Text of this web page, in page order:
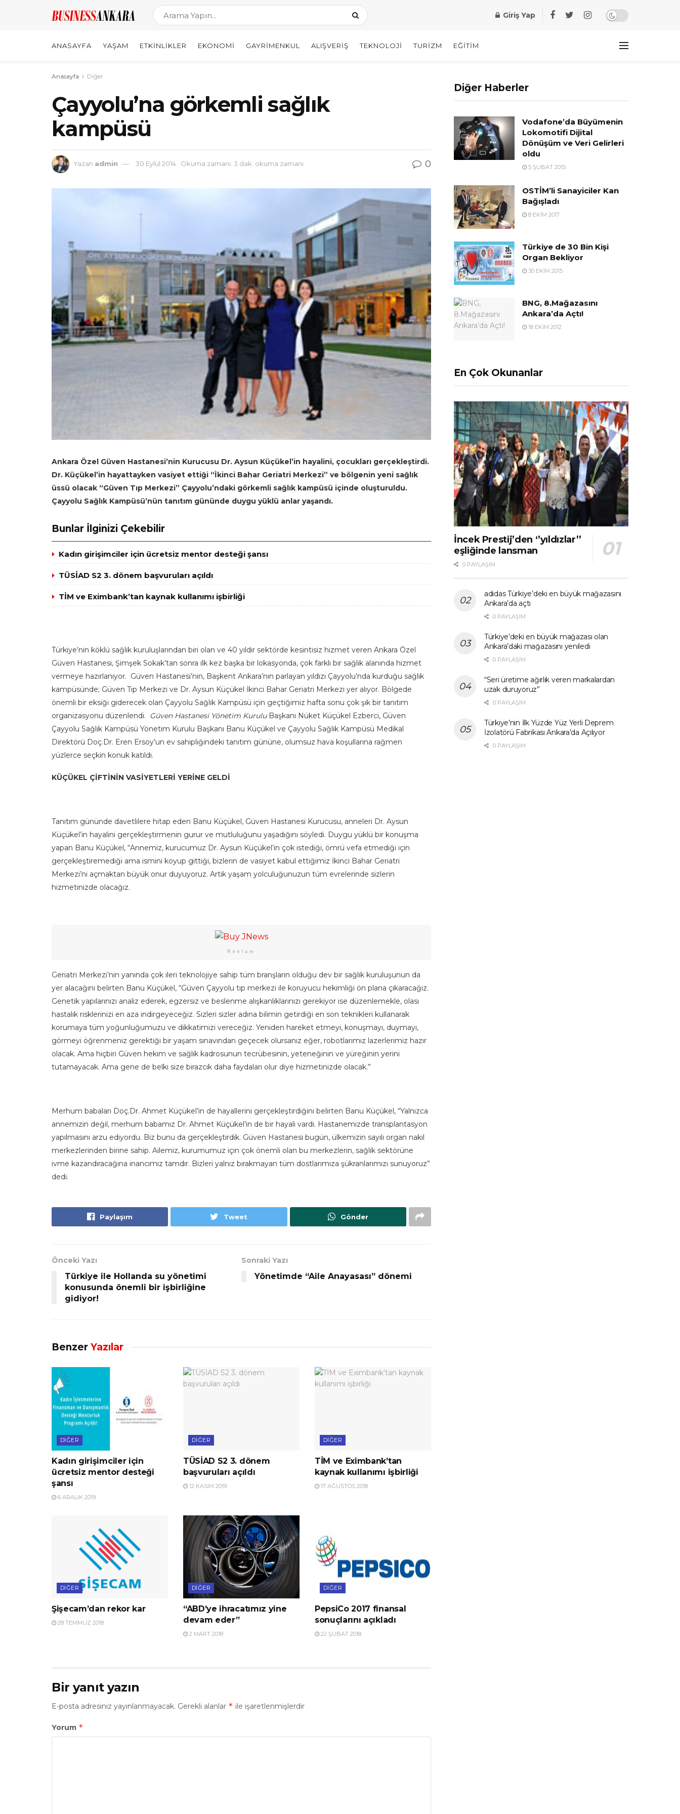
Giriş Yap
ANASAYFA YAŞAM ETKINLIKLER EKONOMI GAYRIMENKUL ALIŞVERIŞ TEKNOLOJI TURIZM EĞITIM
Anasayfa Diğer
Çayyolu’na görkemli sağlık
kampüsü
Yazan admin 30 Eylül 2014 Okuma zamanı: 3 dak. okuma zamanı 0
Ankara Özel Güven Hastanesi’nin Kurucusu Dr. Aysun Küçükel’in hayalini, çocukları gerçekleştirdi.
Dr. Küçükel’in hayattayken vasiyet ettiği “İkinci Bahar Geriatri Merkezi” ve bölgenin yeni sağlık
üssü olacak “Güven Tıp Merkezi” Çayyolu’ndaki görkemli sağlık kampüsü içinde oluşturuldu.
Çayyolu Sağlık Kampüsü’nün tanıtım gününde duygu yüklü anlar yaşandı.
Bunlar İlginizi Çekebilir
Kadın girişimciler için ücretsiz mentor desteği şansı
TÜSİAD S2 3. dönem başvuruları açıldı
TİM ve Eximbank’tan kaynak kullanımı işbirliği
Türkiye’nin köklü sağlık kuruluşlarından biri olan ve 40 yıldır sektörde kesintisiz hizmet veren Ankara Özel
Güven Hastanesi, Şimşek Sokak’tan sonra ilk kez başka bir lokasyonda, çok farklı bir sağlık alanında hizmet
vermeye hazırlanıyor. Güven Hastanesi’nin, Başkent Ankara’nın parlayan yıldızı Çayyolu’nda kurduğu sağlık
kampüsünde; Güven Tıp Merkezi ve Dr. Aysun Küçükel İkinci Bahar Geriatri Merkezi yer alıyor. Bölgede
önemli bir eksiği giderecek olan Çayyolu Sağlık Kampüsü için geçtiğimiz hafta sonu çok şık bir tanıtım
organizasyonu düzenlendi. Güven Hastanesi Yönetim KuruluBaşkanı Nüket Küçükel Ezberci, Güven
Çayyolu Sağlık Kampüsü Yönetim Kurulu Başkanı Banu Küçükel ve Çayyolu Sağlık Kampüsü Medikal
Direktörü Doç.Dr. Eren Ersoy’un ev sahipliğindeki tanıtım gününe, olumsuz hava koşullarına rağmen
yüzlerce seçkin konuk katıldı.
KÜÇÜKEL ÇİFTİNİN VASİYETLERİ YERİNE GELDİ
Tanıtım gününde davetlilere hitap eden Banu Küçükel, Güven Hastanesi Kurucusu, anneleri Dr. Aysun
Küçükel’in hayalini gerçekleştirmenin gurur ve mutluluğunu yaşadığını söyledi. Duygu yüklü bir konuşma
yapan Banu Küçükel, “Annemiz, kurucumuz Dr. Aysun Küçükel’in çok istediği, ömrü vefa etmediği için
gerçekleştiremediği ama ismini koyup gittiği, bizlerin de vasiyet kabul ettiğimiz İkinci Bahar Geriatri
Merkezi’ni açmaktan büyük onur duyuyoruz. Artık yaşam yolculuğunuzun tüm evrelerinde sizlerin
hizmetinizde olacağız.
Reklam
Geriatri Merkezi’nin yanında çok ileri teknolojiye sahip tüm branşların olduğu dev bir sağlık kuruluşunun da
yer alacağını belirten Banu Küçükel, “Güven Çayyolu tıp merkezi ile koruyucu hekimliği ön plana çıkaracağız.
Genetik yapılarınızı analiz ederek, egzersiz ve beslenme alışkanlıklarınızı gerekiyor ise düzenlemekle, olası
hastalık risklerinizi en aza indirgeyeceğiz. Sizleri sizler adına bilimin getirdiği en son teknikleri kullanarak
korumaya tüm yoğunluğumuzu ve dikkatimizi vereceğiz. Yeniden hareket etmeyi, konuşmayı, duymayı,
görmeyi öğrenmeniz gerektiği bir yaşam sınavından geçecek olursanız eğer, robotlarımız lazerlerimiz hazır
olacak. Ama hiçbiri Güven hekim ve sağlık kadrosunun tecrübesinin, yeteneğinin ve yüreğinin yerini
tutamayacak. Ama gene de belki size birazcık daha faydaları olur diye hizmetinizde olacak.”
Merhum babaları Doç.Dr. Ahmet Küçükel’in de hayallerini gerçekleştirdiğini belirten Banu Küçükel, “Yalnızca
annemizin değil, merhum babamız Dr. Ahmet Küçükel’in de bir hayali vardı. Hastanemizde transplantasyon
yapılmasını arzu ediyordu. Biz bunu da gerçekleştirdik. Güven Hastanesi bugün, ülkemizin sayılı organ nakil
merkezlerinden birine sahip. Ailemiz, kurumumuz için çok önemli olan bu merkezlerin, sağlık sektörüne
ivme kazandıracağına inancımız tamdır. Bizleri yalnız bırakmayan tüm dostlarımıza şükranlarımızı sunuyoruz”
dedi.
Paylaşım Tweet Gönder
Önceki Yazı
Türkiye ile Hollanda su yönetimi
konusunda önemli bir işbirliğine
gidiyor!
Sonraki Yazı
Yönetimde “Aile Anayasası” dönemi
Benzer Yazılar
DIĞER
Kadın girişimciler için
ücretsiz mentor desteği
şansı
6 ARALIK 2019
DIĞER
TÜSİAD S2 3. dönem
başvuruları açıldı
12 KASIM 2019
DIĞER
TİM ve Eximbank’tan
kaynak kullanımı işbirliği
17 AĞUSTOS 2018
DIĞER
Şişecam’dan rekor kar
28 TEMMUZ 2018
DIĞER
“ABD’ye ihracatımız yine
devam eder”
2 MART 2018
DIĞER
PepsiCo 2017 finansal
sonuçlarını açıkladı
22 ŞUBAT 2018
Bir yanıt yazın
E-posta adresiniz yayınlanmayacak. Gerekli alanlar * ile işaretlenmişlerdir
Yorum *
Diğer Haberler
Vodafone’da Büyümenin
Lokomotifi Dijital
Dönüşüm ve Veri Gelirleri
oldu
5 ŞUBAT 2015
OSTİM’li Sanayiciler Kan
Bağışladı
8 EKIM 2017
Türkiye de 30 Bin Kişi
Organ Bekliyor
30 EKIM 2015
BNG, 8.Mağazasını
Ankara’da Açtı!
18 EKIM 2012
En Çok Okunanlar
İncek Prestij’den ‘’yıldızlar’’
eşliğinde lansman
0 PAYLAŞIM
adidas Türkiye’deki en büyük mağazasını
Ankara’da açtı
0 PAYLAŞIM
Türkiye’deki en büyük mağazası olan
Ankara’daki mağazasını yeniledi
0 PAYLAŞIM
“Seri üretime ağırlık veren markalardan
uzak duruyoruz”
0 PAYLAŞIM
Türkiye’nin İlk Yüzde Yüz Yerli Deprem
İzolatörü Fabrikası Ankara’da Açılıyor
0 PAYLAŞIM